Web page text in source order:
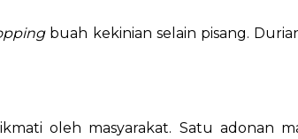
buah kekinian selain pisang.
oleh masyarakat. Satu adonan